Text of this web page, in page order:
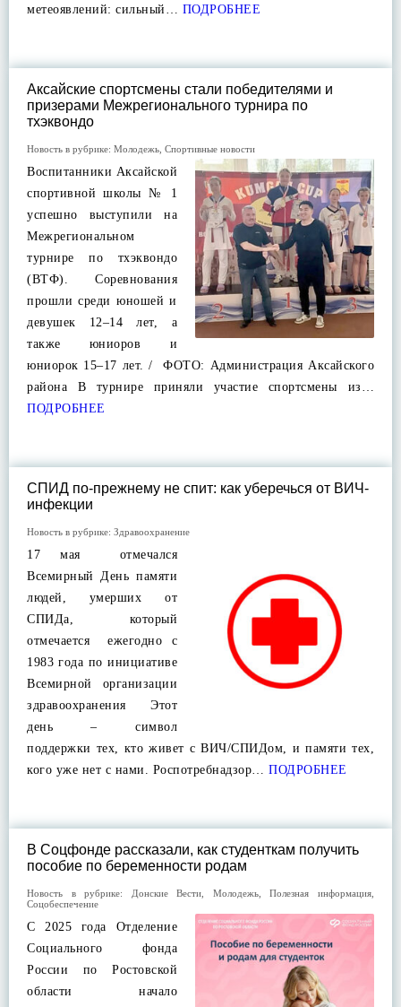
метеоявлений: сильный… ПОДРОБНЕЕ
Аксайские спортсмены стали победителями и
призерами Межрегионального турнира по
тхэквондо
Новость в рубрике: Молодежь Спортивные новости
Воспитанники Аксайской
спортивной школы № 1
успешно выступили на
Межрегиональном
турнире по тхэквондо
(ВТФ). Соревнования
прошли среди юношей и
девушек 12–14 лет, а
также юниоров и
юниорок 15–17 лет. / ФОТО: Администрация Аксайского
района В турнире приняли участие спортсмены из…
ПОДРОБНЕЕ
СПИД по-прежнему не спит: как уберечься от ВИЧ-
инфекции
Новость в рубрике: Здравоохранение
17 мая отмечался
Всемирный День памяти
людей, умерших от
СПИДа, который
отмечается ежегодно с
1983 года по инициативе
Всемирной организации
здравоохранения Этот
день – символ
поддержки тех, кто живет с ВИЧ/СПИДом, и памяти тех,
кого уже нет с нами. Роспотребнадзор… ПОДРОБНЕЕ
В Соцфонде рассказали, как студенткам получить
пособие по беременности родам
Новость в рубрике: Донские Вести Молодежь,Полезная информация
Соцобеспечение
С 2025 года Отделение
Социального фонда
России по Ростовской
области начало